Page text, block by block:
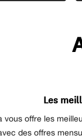
Les
offre les
des offres